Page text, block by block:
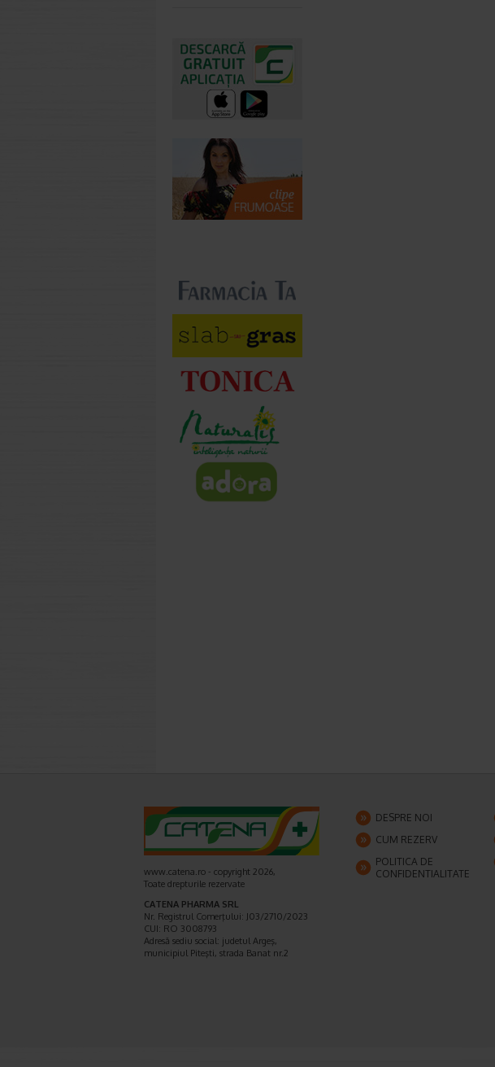
www.catena.ro - copyright 2026,
Toate drepturile rezervate
CATENA PHARMA SRL
Nr. Registrul Comerţului: J03/2710/2023
CUI: RO 3008793
Adresă sediu social: judetul Argeş,
municipiul Piteşti, strada Banat nr.2
DESPRE NOI
CUM REZERV
POLITICA DE
CONFIDENTIALITATE